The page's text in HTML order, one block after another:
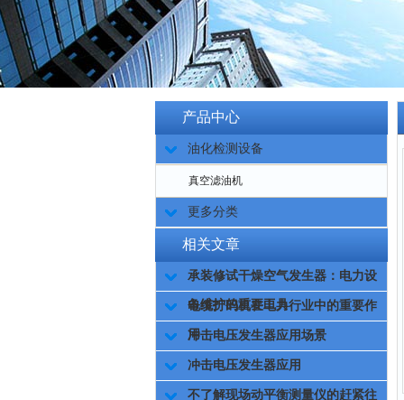
产品中心
油化检测设备
真空滤油机
更多分类
相关文章
承装修试干燥空气发生器：电力设
备维护的重要工具
电缆打码机在电力行业中的重要作
用
冲击电压发生器应用场景
冲击电压发生器应用
不了解现场动平衡测量仪的赶紧往